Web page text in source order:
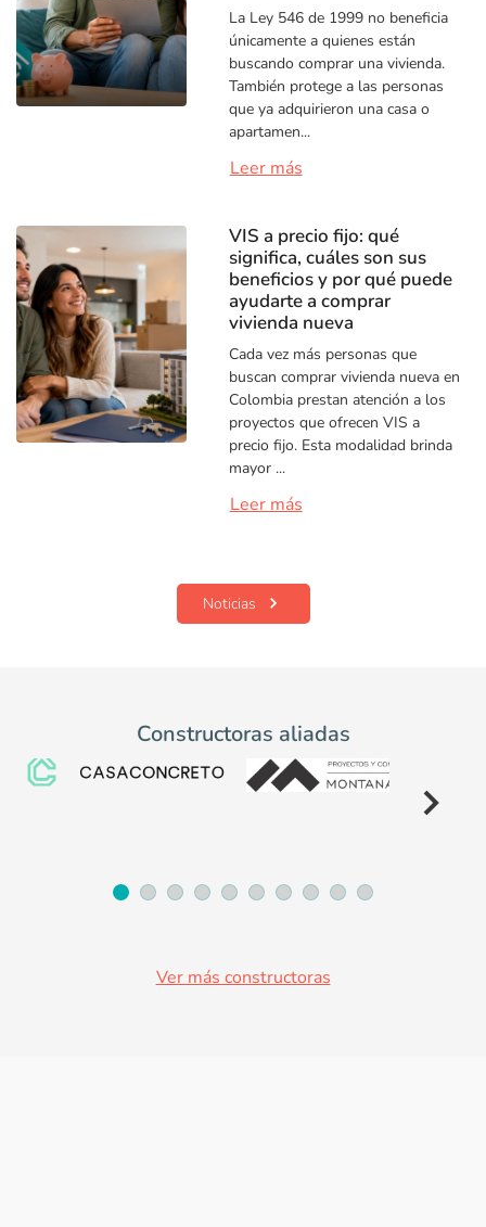
La Ley 546 de 1999 no beneficia
únicamente a quienes están
buscando comprar una vivienda.
También protege a las personas
que ya adquirieron una casa o
apartamen...
Leer más
VIS a precio fijo: qué
significa, cuáles son sus
beneficios y por qué puede
ayudarte a comprar
vivienda nueva
Cada vez más personas que
buscan comprar vivienda nueva en
Colombia prestan atención a los
proyectos que ofrecen VIS a
precio fijo. Esta modalidad brinda
mayor ...
Leer más
Noticias
Constructoras aliadas
Ver más constructoras